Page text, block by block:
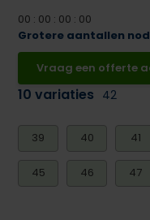
00 : 00 : 00 : 00
Grotere aantallen
Vraag een offerte
10 variaties 42
39 40 41
45 46 47